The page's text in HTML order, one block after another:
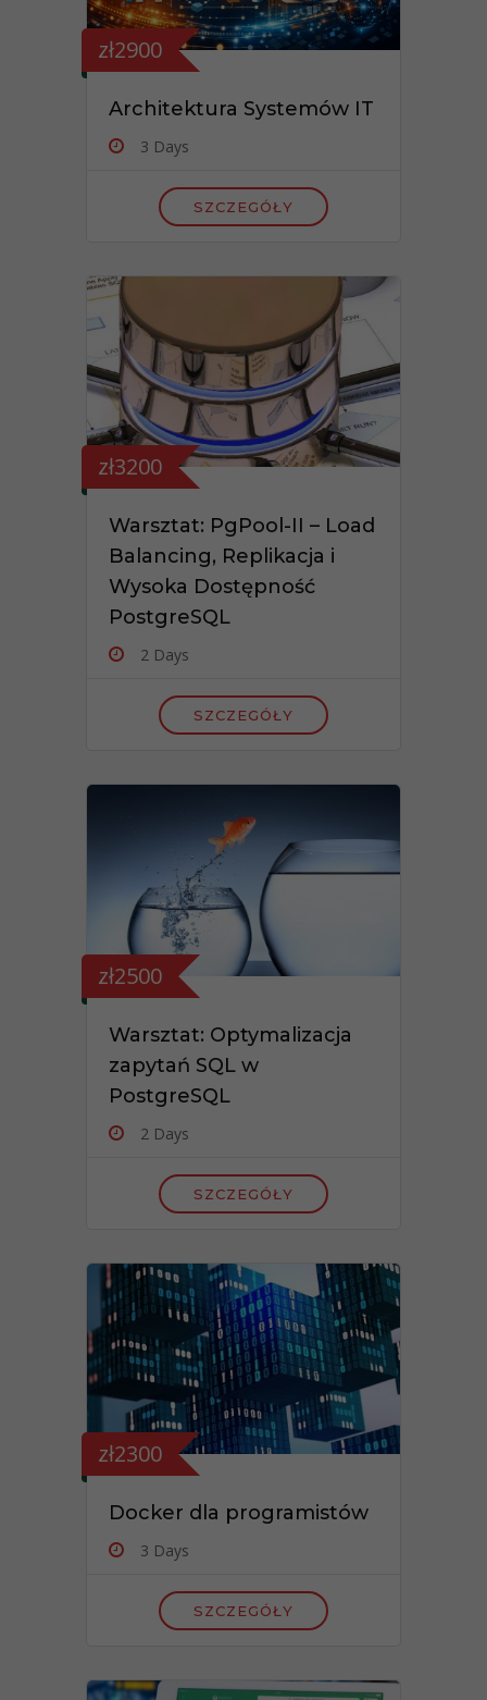
zł2900
Architektura Systemów IT
3 Days
SZCZEGÓŁY
zł3200
Warsztat: PgPool-II – Load
Balancing, Replikacja i
Wysoka Dostępność
PostgreSQL
2 Days
SZCZEGÓŁY
zł2500
Warsztat: Optymalizacja
zapytań SQL w
PostgreSQL
2 Days
SZCZEGÓŁY
zł2300
Docker dla programistów
3 Days
SZCZEGÓŁY